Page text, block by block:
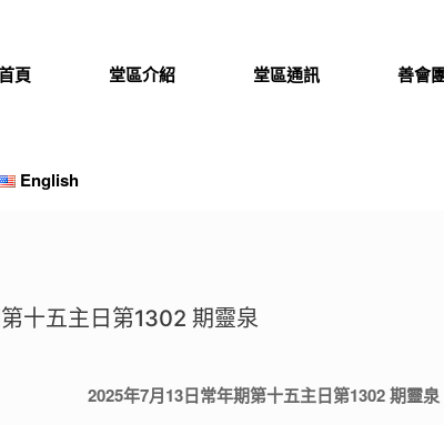
頁 堂區介紹 堂區通訊 善會
English
十五主日第1302 期靈泉
2025年7月13日常年期第十五主日第1302 期靈泉